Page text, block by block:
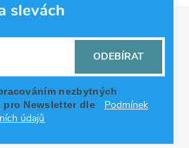
slevách
nezbytných
Newsletter dle
Podmínek
údajů
ODEBÍRAT